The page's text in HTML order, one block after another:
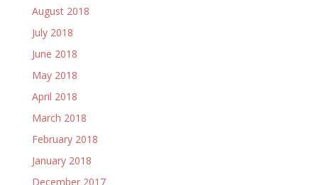
August 2018
July 2018
June 2018
May 2018
April 2018
March 2018
February 2018
January 2018
December 2017